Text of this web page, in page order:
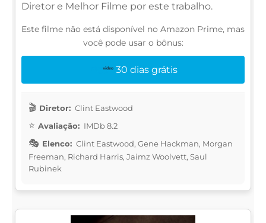
Diretor e Melhor Filme por este trabalho.
Este filme não está disponível no Amazon Prime, mas
você pode usar o bônus:
30 dias grátis
Diretor: Clint Eastwood
Avaliação: IMDb 8.2
Elenco: Clint Eastwood, Gene Hackman, Morgan
Freeman, Richard Harris, Jaimz Woolvett, Saul
Rubinek